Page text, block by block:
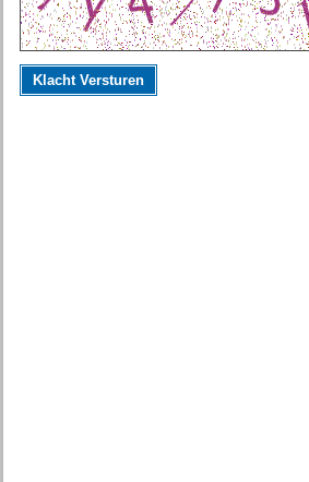
Klacht Versturen